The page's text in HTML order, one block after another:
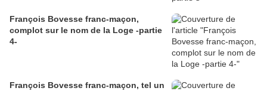
François Bovesse franc-maçon,
complot sur le nom de la Loge -partie
4-
François Bovesse franc-maçon, tel un